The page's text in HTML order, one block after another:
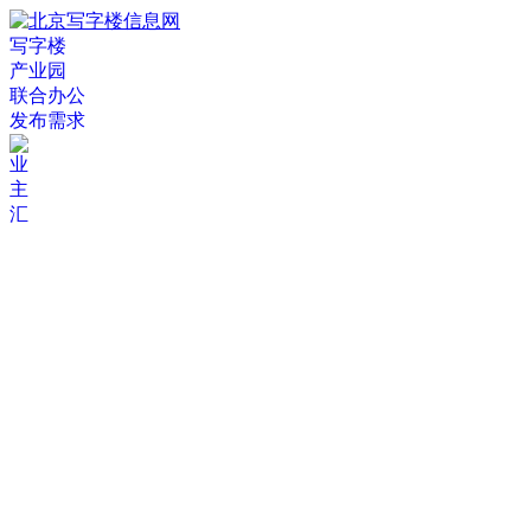
写字楼
产业园
联合办公
发布需求